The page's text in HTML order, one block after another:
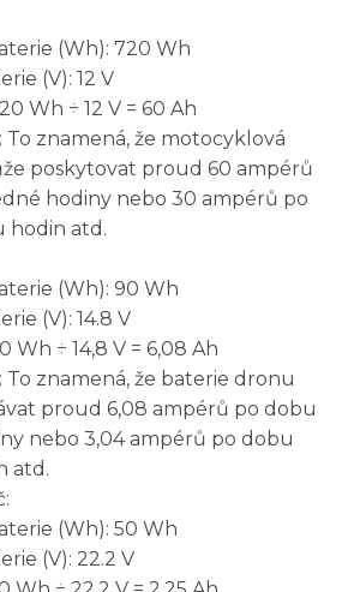
(Wh): 720 Wh
(V): 12 V
Wh ÷ 12 V = 60 Ah
To znamená, že motocyklová
poskytovat proud 60 ampérů
hodiny nebo 30 ampérů po
hodin atd.
(Wh): 90 Wh
(V): 14.8 V
Wh ÷ 14,8 V = 6,08 Ah
To znamená, že baterie dronu
proud 6,08 ampérů po dobu
nebo 3,04 ampérů po dobu
atd.
(Wh): 50 Wh
(V): 22.2 V